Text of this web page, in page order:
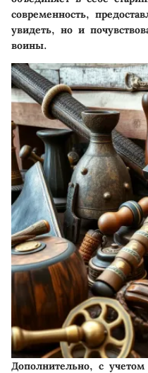
современность,
увидеть, но и
воины.
Дополнительно, с